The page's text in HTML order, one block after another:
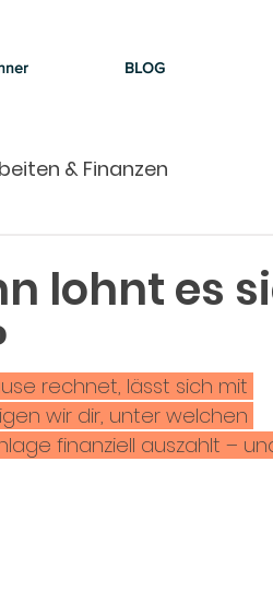
BLOG
& Finanzen
lohnt es
rechnet, lässt sich mit
wir dir, unter welchen
finanziell auszahlt –